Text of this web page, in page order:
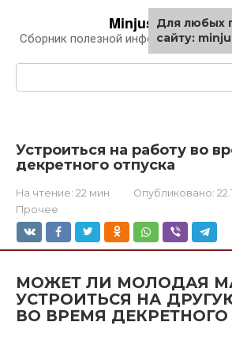
контенту
Minjust-irk.ru
Сборник полезной информации про
Устроиться на работу во
декретного отпуска
На чтение: 22 мин Опубликовано:
Прочее
МОЖЕТ ЛИ МОЛОДАЯ
УСТРОИТЬСЯ НА
ВО ВРЕМЯ ДЕКРЕТНОГО
Для любых
сайту: